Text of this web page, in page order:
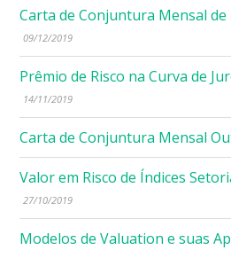
Carta de Conjuntura Mensal
09/12/2019
Prêmio de Risco na Curva de
14/11/2019
Carta de Conjuntura Mensal
Valor em Risco de Índices
27/10/2019
Modelos de Valuation e suas